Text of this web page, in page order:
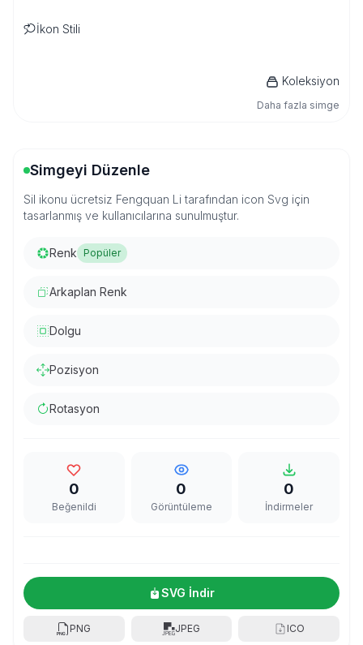
İkon Stili
Koleksiyon
Daha fazla simge
Simgeyi Düzenle
Sil ikonu ücretsiz Fengquan Li tarafından icon Svg için
tasarlanmış ve kullanıcılarına sunulmuştur.
Renk Popüler
Arkaplan Renk
Dolgu
Pozisyon
Rotasyon
0
Beğenildi
0
Görüntüleme
0
İndirmeler
SVG İndir
PNG JPEG ICO